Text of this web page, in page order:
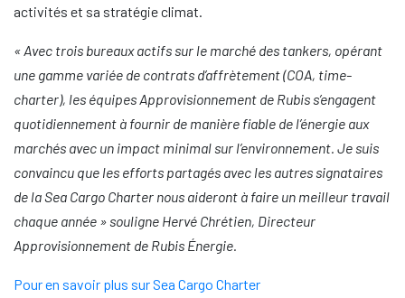
activités et sa stratégie climat.
« Avec trois bureaux actifs sur le marché des tankers, opérant
une gamme variée de contrats d’affrètement (COA, time-
charter), les équipes Approvisionnement de Rubis s’engagent
quotidiennement à fournir de manière fiable de l’énergie aux
marchés avec un impact minimal sur l’environnement. Je suis
convaincu que les efforts partagés avec les autres signataires
de la Sea Cargo Charter nous aideront à faire un meilleur travail
chaque année » souligne Hervé Chrétien, Directeur
Approvisionnement de Rubis Énergie.
Pour en savoir plus sur Sea Cargo Charter